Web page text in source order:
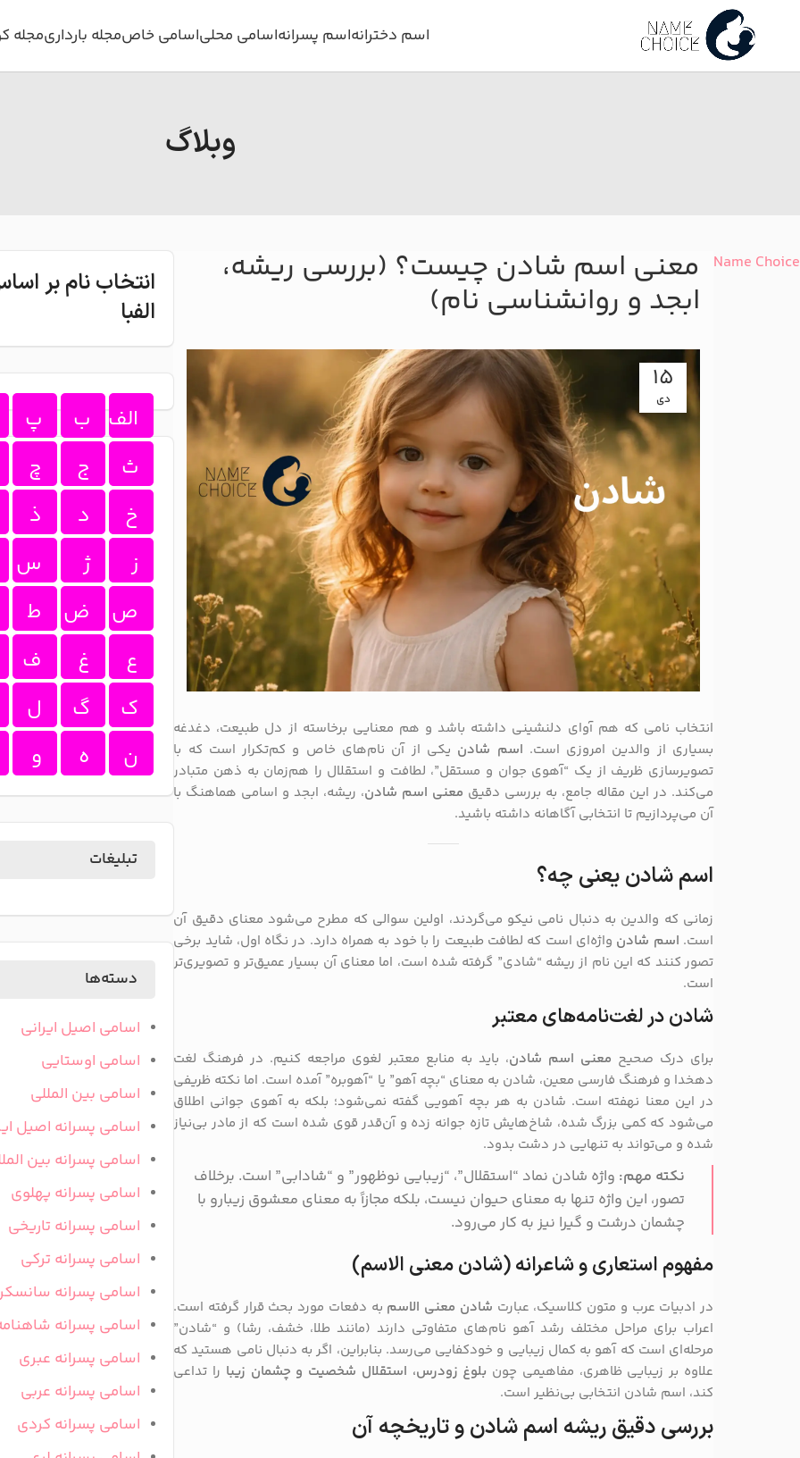
اسم دخترانهاسم پسرانهاسامی محلیاسامی خاصمجله بارداریمجله
وبلاگ
Name Choice معنی اسم شادن چیست؟ (بررسی ریشه،
ابجد و روانشناسی نام)
15
دی
انتخاب نامی که هم آوای دلنشینی داشته باشد و هم معنایی برخاسته از دل طبیعت، دغدغه
بسیاری از والدین امروزی است. اسم شادن یکی از آن نام‌های خاص و کم‌تکرار است که با
تصویرسازی ظریف از یک “آهوی جوان و مستقل”، لطافت و استقلال را هم‌زمان به ذهن متبادر
می‌کند. در این مقاله جامع، به بررسی دقیق معنی اسم شادن، ریشه، ابجد و اسامی هماهنگ با
آن می‌پردازیم تا انتخابی آگاهانه داشته باشید.
اسم شادن یعنی چه؟
زمانی که والدین به دنبال نامی نیکو می‌گردند، اولین سوالی که مطرح می‌شود معنای دقیق آن
است. اسم شادن واژه‌ای است که لطافت طبیعت را با خود به همراه دارد. در نگاه اول، شاید برخی
تصور کنند که این نام از ریشه “شادی” گرفته شده است، اما معنای آن بسیار عمیق‌تر و تصویری‌تر
است.
شادن در لغت‌نامه‌های معتبر
برای درک صحیح معنی اسم شادن، باید به منابع معتبر لغوی مراجعه کنیم. در فرهنگ لغت
دهخدا و فرهنگ فارسی معین، شادن به معنای “بچه آهو” یا “آهوبره” آمده است. اما نکته ظریفی
در این معنا نهفته است. شادن به هر بچه آهویی گفته نمی‌شود؛ بلکه به آهوی جوانی اطلاق
می‌شود که کمی بزرگ شده، شاخ‌هایش تازه جوانه زده و آن‌قدر قوی شده است که از مادر بی‌نیاز
شده و می‌تواند به تنهایی در دشت بدود.
نکته مهم: واژه شادن نماد “استقلال”، “زیبایی نوظهور” و “شادابی” است. برخلاف
تصور، این واژه تنها به معنای حیوان نیست، بلکه مجازاً به معنای معشوق زیبارو با
چشمان درشت و گیرا نیز به کار می‌رود.
مفهوم استعاری و شاعرانه (شادن معنى الاسم)
در ادبیات عرب و متون کلاسیک، عبارت شادن معنى الاسم به دفعات مورد بحث قرار گرفته است.
اعراب برای مراحل مختلف رشد آهو نام‌های متفاوتی دارند (مانند طلا، خشف، رشا) و “شادن”
مرحله‌ای است که آهو به کمال زیبایی و خودکفایی می‌رسد. بنابراین، اگر به دنبال نامی هستید که
علاوه بر زیبایی ظاهری، مفاهیمی چون بلوغ زودرس، استقلال شخصیت و چشمان زیبا را تداعی
کند، اسم شادن انتخابی بی‌نظیر است.
بررسی دقیق ریشه اسم شادن و تاریخچه آن
انتخاب نام بر
الفبا
الف ب
پ
ث
ج
چ
خ
د
ذ
ز
ژ
س
ص
ض
ط
ع
غ
ف
ک
گ
ل
ن
ه و
تبلیغات
دسته‌ها
اسامی اصیل ایرانی
اسامی اوستایی
اسامی بین المللی
اسامی پسرانه اصیل
اسامی پسرانه بین
اسامی پسرانه پهلوی
اسامی پسرانه تاریخی
اسامی پسرانه ترکی
اسامی پسرانه
اسامی پسرانه
اسامی پسرانه عبری
اسامی پسرانه عربی
اسامی پسرانه کردی